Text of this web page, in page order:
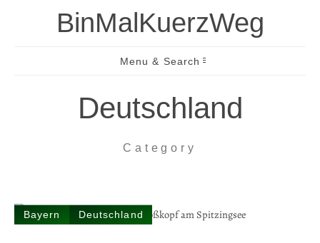
BinMalKuerzWeg
Menu & Search
Deutschland
Category
Bayern Deutschland